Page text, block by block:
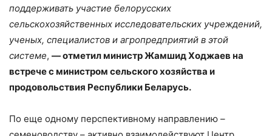
поддерживать участие белорусских
сельскохозяйственных исследовательских учреждений,
ученых, специалистов и агропредприятий в этой
системе, — отметил министр Жамшид Ходжаев на
встрече с министром сельского хозяйства и
продовольствия Республики Беларусь.
По еще одному перспективному направлению –